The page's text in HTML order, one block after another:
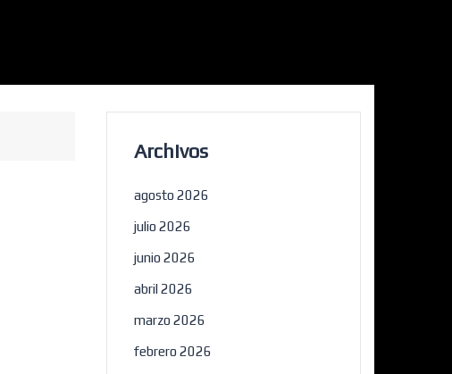
Archivos
agosto 2026
julio 2026
junio 2026
abril 2026
marzo 2026
febrero 2026